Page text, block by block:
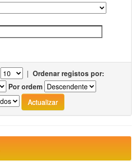
| Ordenar registos por:
Por ordem